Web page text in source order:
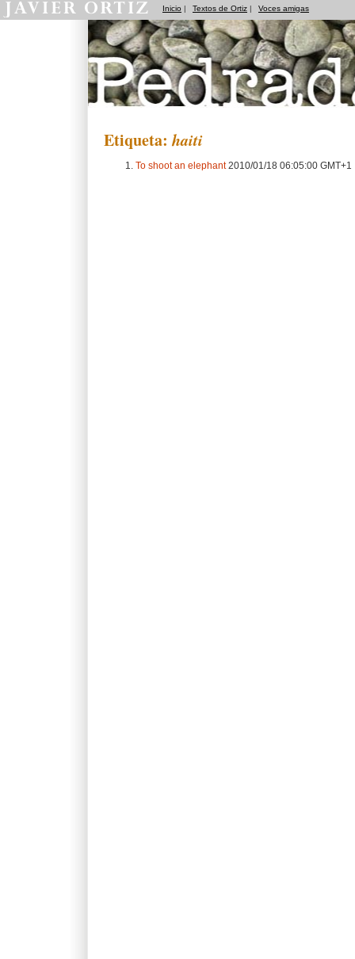
Inicio | Textos de Ortiz | Voces amigas
Etiqueta: haiti
To shoot an elephant2010/01/18 06:05:00 GMT+1